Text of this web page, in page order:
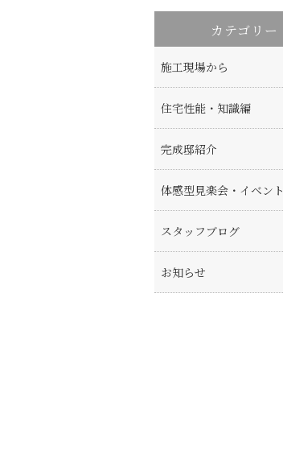
カテゴリー
施工現場から
住宅性能・知識編
完成邸紹介
体感型見楽会・イベント
スタッフブログ
お知らせ